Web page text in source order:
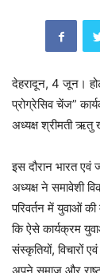
देहरादून, 4 जून।
प्रोग्रेसिव चेंज”
अध्यक्ष श्रीमती ऋतु
इस दौरान भारत एवं
अध्यक्ष ने समावेशी
परिवर्तन में युवाओं
कि ऐसे कार्यक्रम
संस्कृतियों,